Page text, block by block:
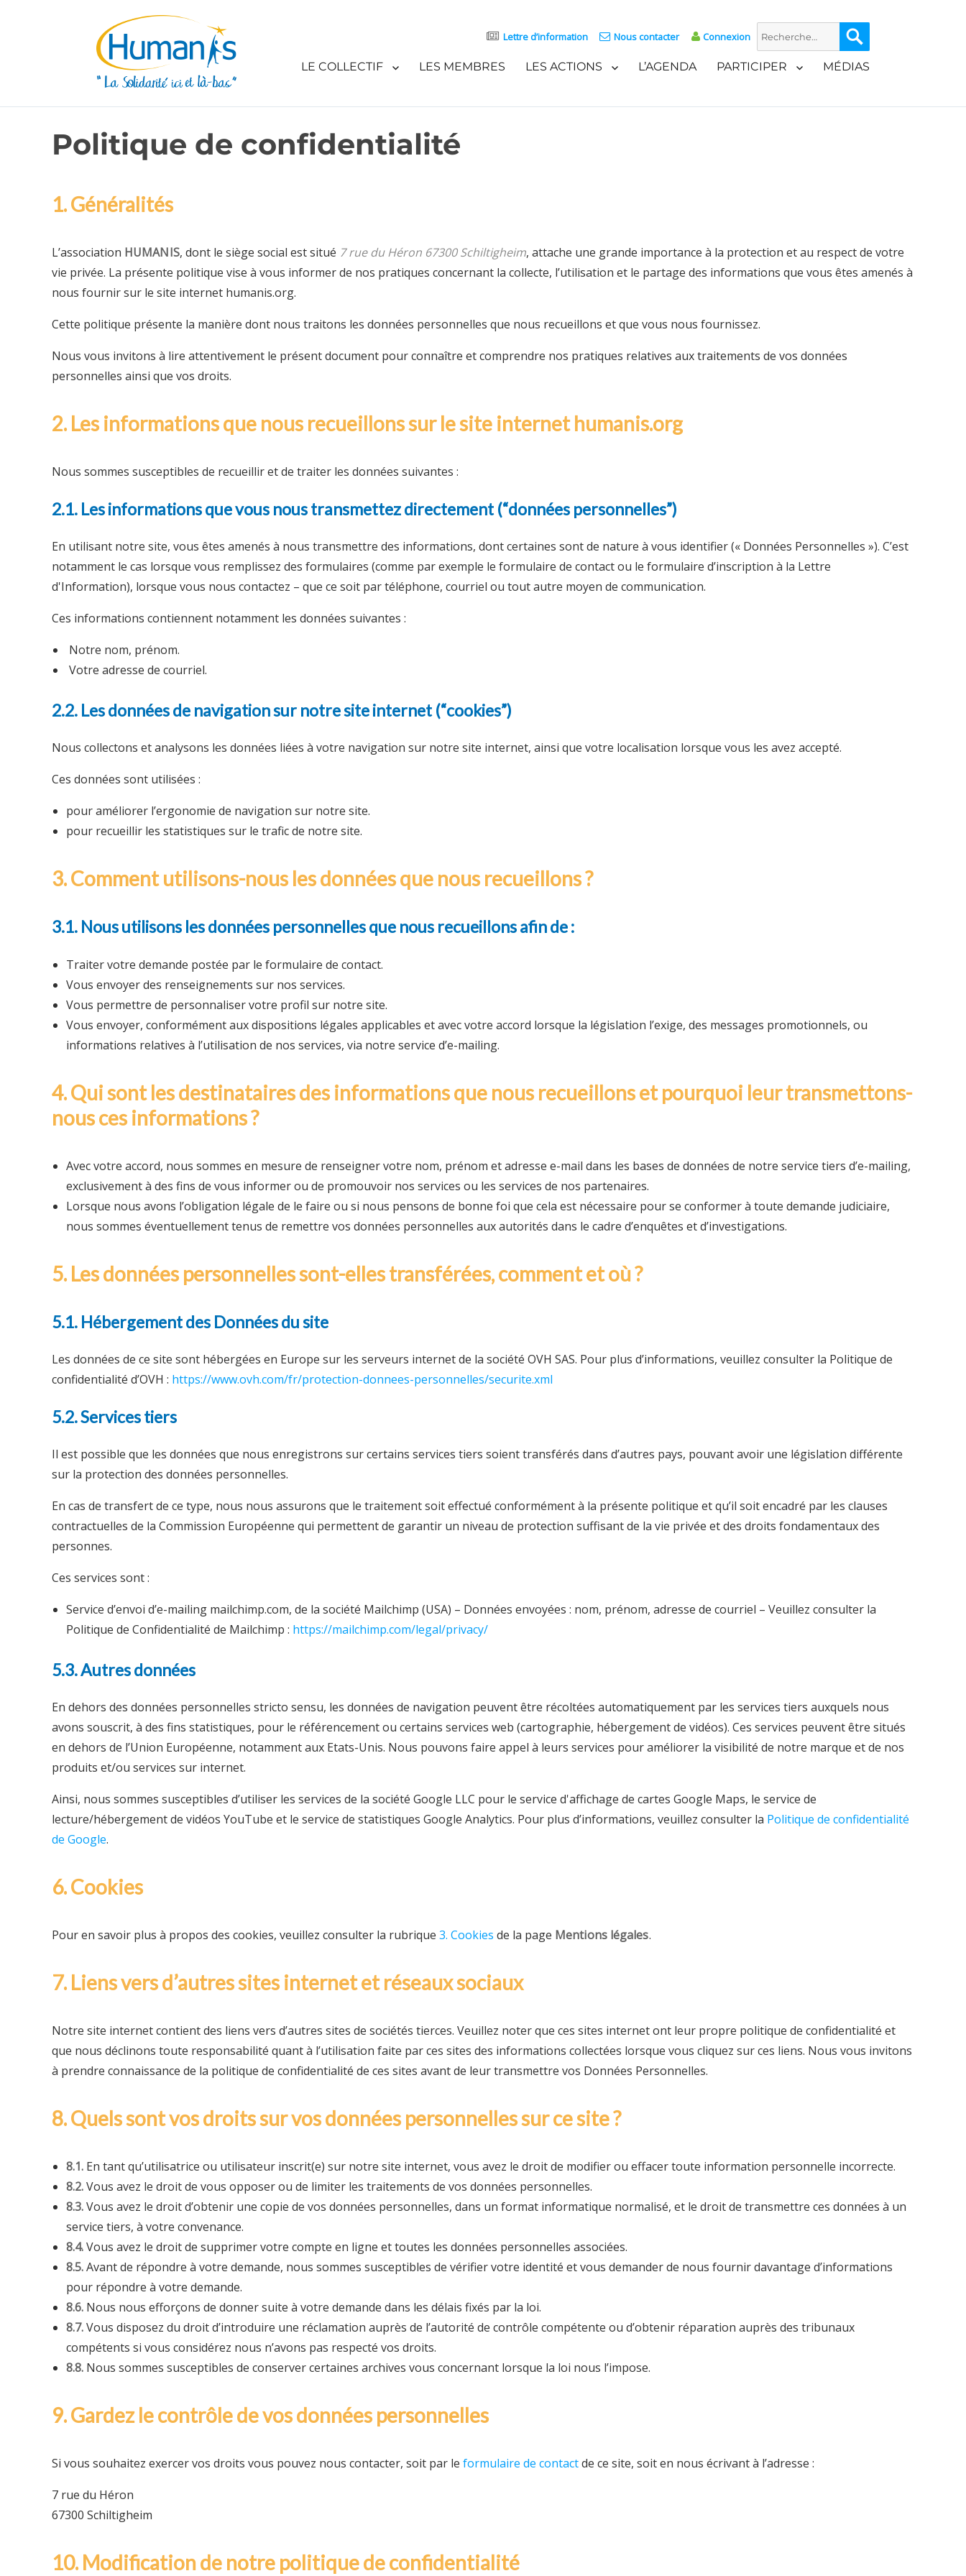
Lettre d’information Nous contacter Connexion
Recherche
pour :
LE COLLECTIF LES MEMBRES LES ACTIONS L’AGENDA PARTICIPER MÉDIAS
Politique de confidentialité
1. Généralités
L’association HUMANIS, dont le siège social est situé 7 rue du Héron 67300 Schiltigheim, attache une grande importance à la protection et au respect de votre
vie privée. La présente politique vise à vous informer de nos pratiques concernant la collecte, l’utilisation et le partage des informations que vous êtes amenés à
nous fournir sur le site internet humanis.org.
Cette politique présente la manière dont nous traitons les données personnelles que nous recueillons et que vous nous fournissez.
Nous vous invitons à lire attentivement le présent document pour connaître et comprendre nos pratiques relatives aux traitements de vos données
personnelles ainsi que vos droits.
2. Les informations que nous recueillons sur le site internet humanis.org
Nous sommes susceptibles de recueillir et de traiter les données suivantes :
2.1. Les informations que vous nous transmettez directement (“données personnelles”)
En utilisant notre site, vous êtes amenés à nous transmettre des informations, dont certaines sont de nature à vous identifier (« Données Personnelles »). C’est
notamment le cas lorsque vous remplissez des formulaires (comme par exemple le formulaire de contact ou le formulaire d’inscription à la Lettre
d'Information), lorsque vous nous contactez – que ce soit par téléphone, courriel ou tout autre moyen de communication.
Ces informations contiennent notamment les données suivantes :
Notre nom, prénom.
Votre adresse de courriel.
2.2. Les données de navigation sur notre site internet (“cookies”)
Nous collectons et analysons les données liées à votre navigation sur notre site internet, ainsi que votre localisation lorsque vous les avez accepté.
Ces données sont utilisées :
pour améliorer l’ergonomie de navigation sur notre site.
pour recueillir les statistiques sur le trafic de notre site.
3. Comment utilisons-nous les données que nous recueillons ?
3.1. Nous utilisons les données personnelles que nous recueillons afin de :
Traiter votre demande postée par le formulaire de contact.
Vous envoyer des renseignements sur nos services.
Vous permettre de personnaliser votre profil sur notre site.
Vous envoyer, conformément aux dispositions légales applicables et avec votre accord lorsque la législation l’exige, des messages promotionnels, ou
informations relatives à l’utilisation de nos services, via notre service d’e-mailing.
4. Qui sont les destinataires des informations que nous recueillons et pourquoi leur transmettons-
nous ces informations ?
Avec votre accord, nous sommes en mesure de renseigner votre nom, prénom et adresse e-mail dans les bases de données de notre service tiers d’e-mailing,
exclusivement à des fins de vous informer ou de promouvoir nos services ou les services de nos partenaires.
Lorsque nous avons l’obligation légale de le faire ou si nous pensons de bonne foi que cela est nécessaire pour se conformer à toute demande judiciaire,
nous sommes éventuellement tenus de remettre vos données personnelles aux autorités dans le cadre d’enquêtes et d’investigations.
5. Les données personnelles sont-elles transférées, comment et où ?
5.1. Hébergement des Données du site
Les données de ce site sont hébergées en Europe sur les serveurs internet de la société OVH SAS. Pour plus d’informations, veuillez consulter la Politique de
confidentialité d’OVH : https://www.ovh.com/fr/protection-donnees-personnelles/securite.xml
5.2. Services tiers
Il est possible que les données que nous enregistrons sur certains services tiers soient transférés dans d’autres pays, pouvant avoir une législation différente
sur la protection des données personnelles.
En cas de transfert de ce type, nous nous assurons que le traitement soit effectué conformément à la présente politique et qu’il soit encadré par les clauses
contractuelles de la Commission Européenne qui permettent de garantir un niveau de protection suffisant de la vie privée et des droits fondamentaux des
personnes.
Ces services sont :
Service d’envoi d’e-mailing mailchimp.com, de la société Mailchimp (USA) – Données envoyées : nom, prénom, adresse de courriel – Veuillez consulter la
Politique de Confidentialité de Mailchimp : https://mailchimp.com/legal/privacy/
5.3. Autres données
En dehors des données personnelles stricto sensu, les données de navigation peuvent être récoltées automatiquement par les services tiers auxquels nous
avons souscrit, à des fins statistiques, pour le référencement ou certains services web (cartographie, hébergement de vidéos). Ces services peuvent être situés
en dehors de l’Union Européenne, notamment aux Etats-Unis. Nous pouvons faire appel à leurs services pour améliorer la visibilité de notre marque et de nos
produits et/ou services sur internet.
Ainsi, nous sommes susceptibles d’utiliser les services de la société Google LLC pour le service d'affichage de cartes Google Maps, le service de
lecture/hébergement de vidéos YouTube et le service de statistiques Google Analytics. Pour plus d’informations, veuillez consulter la Politique de confidentialité
de Google.
6. Cookies
Pour en savoir plus à propos des cookies, veuillez consulter la rubrique 3. Cookies de la page Mentions légales.
7. Liens vers d’autres sites internet et réseaux sociaux
Notre site internet contient des liens vers d’autres sites de sociétés tierces. Veuillez noter que ces sites internet ont leur propre politique de confidentialité et
que nous déclinons toute responsabilité quant à l’utilisation faite par ces sites des informations collectées lorsque vous cliquez sur ces liens. Nous vous invitons
à prendre connaissance de la politique de confidentialité de ces sites avant de leur transmettre vos Données Personnelles.
8. Quels sont vos droits sur vos données personnelles sur ce site ?
8.1. En tant qu’utilisatrice ou utilisateur inscrit(e) sur notre site internet, vous avez le droit de modifier ou effacer toute information personnelle incorrecte.
8.2.Vous avez le droit de vous opposer ou de limiter les traitements de vos données personnelles.
8.3.Vous avez le droit d’obtenir une copie de vos données personnelles, dans un format informatique normalisé, et le droit de transmettre ces données à un
service tiers, à votre convenance.
8.4.Vous avez le droit de supprimer votre compte en ligne et toutes les données personnelles associées.
8.5.Avant de répondre à votre demande, nous sommes susceptibles de vérifier votre identité et vous demander de nous fournir davantage d’informations
pour répondre à votre demande.
8.6. Nous nous efforçons de donner suite à votre demande dans les délais fixés par la loi.
8.7.Vous disposez du droit d’introduire une réclamation auprès de l’autorité de contrôle compétente ou d’obtenir réparation auprès des tribunaux
compétents si vous considérez nous n’avons pas respecté vos droits.
8.8. Nous sommes susceptibles de conserver certaines archives vous concernant lorsque la loi nous l’impose.
9. Gardez le contrôle de vos données personnelles
Si vous souhaitez exercer vos droits vous pouvez nous contacter, soit par le formulaire de contactde ce site, soit en nous écrivant à l’adresse :
7 rue du Héron
67300 Schiltigheim
10. Modification de notre politique de confidentialité